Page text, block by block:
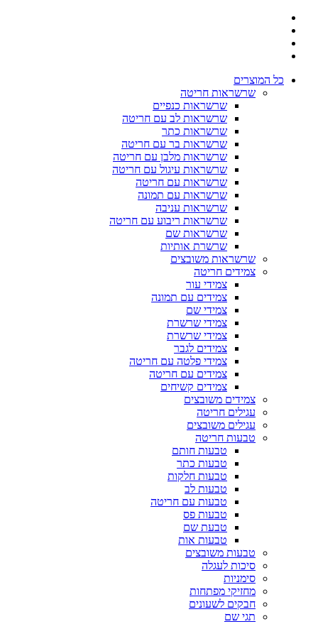
כל המוצרים
שרשראות חריטה
שרשראות כנפיים
שרשראות לב עם חריטה
שרשראות כתר
שרשראות בר עם חריטה
שרשראות מלבן עם חריטה
שרשראות עיגול עם חריטה
שרשראות עם חריטה
שרשראות עם תמונה
שרשראות עניבה
שרשראות ריבוע עם חריטה
שרשראות שם
שרשרת אותיות
שרשראות משובצים
צמידים חריטה
צמידי עור
צמידים עם תמונה
צמידי שם
צמידי שרשרת
צמידי שרשרת
צמידים לגבר
צמידי פלטה עם חריטה
צמידים עם חריטה
צמידים קשיחים
צמידים משובצים
עגילים חריטה
עגילים משובצים
טבעות חריטה
טבעות חותם
טבעות כתר
טבעות חלקות
טבעות לב
טבעות עם חריטה
טבעות פס
טבעת שם
טבעות אות
טבעות משובצים
סיכות לעגלה
סימניות
מחזיקי מפתחות
חבקים לשעונים
תגי שם